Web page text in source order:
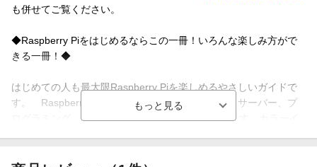
も併せてご覧ください。
◆Raspberry Piをはじめるならこの一冊！いろんな楽しみ方がで
きる一冊！◆
はじめての人も最大限Raspberry Piを楽しめるやさしいガイドで
す。 Raspberry Piの人気の用途、デスクトップ、サーバー、プ
ログラミング、電子工作がこれ一冊で全部わかります。カラーイ